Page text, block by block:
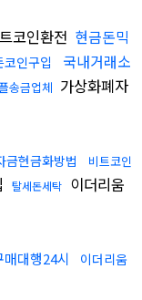
코인환전 현금돈믹
코인구입
국내거래소
송금업체 가상화폐자
금현금화방법
비트코인
탈세돈세탁 이더리움
매대행24시
이더리움